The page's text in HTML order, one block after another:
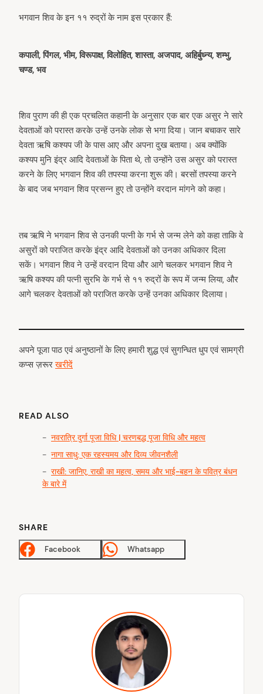
भगवान शिव के इन ११ रुद्रों के नाम इस प्रकार हैं:
कपाली, पिंगल, भीम, विरूपाक्ष, विलोहित, शास्ता, अजपाद, अहिर्बुध्न्य, शम्भु,
चण्ड, भव
शिव पुराण की ही एक प्रचलित कहानी के अनुसार एक बार एक असुर ने सारे
देवताओं को परास्त करके उन्हें उनके लोक से भगा दिया। जान बचाकर सारे
देवता ऋषि कश्यप जी के पास आए और अपना दुख बताया। अब क्योंकि
कश्यप मुनि इंद्र आदि देवताओं के पिता थे, तो उन्होंने उस असुर को परास्त
करने के लिए भगवान शिव की तपस्या करना शुरू की। बरसों तपस्या करने
के बाद जब भगवान शिव प्रसन्न हुए तो उन्होंने वरदान मांगने को कहा।
तब ऋषि ने भगवान शिव से उनकी पत्नी के गर्भ से जन्म लेने को कहा ताकि वे
असुरों को पराजित करके इंद्र आदि देवताओं को उनका अधिकार दिला
सकें। भगवान शिव ने उन्हें वरदान दिया और आगे चलकर भगवान शिव ने
ऋषि कश्यप की पत्नी सुरभि के गर्भ से ११ रुद्रों के रूप में जन्म लिया, और
आगे चलकर देवताओं को पराजित करके उन्हें उनका अधिकार दिलाया।
अपने पूजा पाठ एवं अनुष्ठानों के लिए हमारी शुद्ध एवं सुगन्धित धुप एवं सामग्री
कप्स ज़रूरखरीदें
READ ALSO
नवरात्रि दुर्गा पूजा विधि | चरणबद्ध पूजा विधि और महत्व
नागा साधु: एक रहस्यमय और दिव्य जीवनशैली
राखी: जानिए, राखी का महत्व, समय और भाई-बहन के पवित्र बंधन
के बारे में
SHARE
Facebook Whatsapp